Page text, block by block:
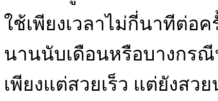
ใช้เพียงเวลาไม่กี่นาทีต่อ
นานนับเดือนหรือบางกรณี
เพียงแต่สวยเร็ว แต่ยังส